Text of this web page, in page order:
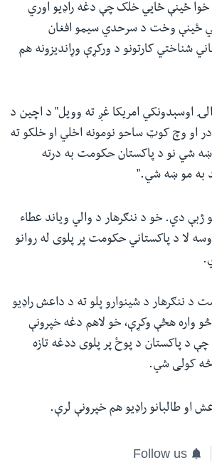
خوا ځینې ځايي خلک چې دغه راډیو اوري
ځینې وخت د سرحدي سیمو افغان
شناختي کارتونو د ورکړې وړاندیزونه هم
اوسېدونکي امریکا غږ ته وویل" د اچین د
او وچ کوټ ساحو نومونه اخلي او خلکو ته
شي نو د پاکستان حکومت به درته
به مو ښه شي."
ژبې دي. خو د ننګرهار د والي ویاند عطاء
لا د پاکستاني حکومت پر پلوی له روانو
د ننګرهار د شینوارو پلو ته د داعش راډیو
واره هڅې وکړې، خو لاهم دغه خپرونې
د پاکستان د پوځ پر پلوی ددغه تازه
څه کولی شي.
او طالبانو راډیو هم خپرونې لرې.
Follow us